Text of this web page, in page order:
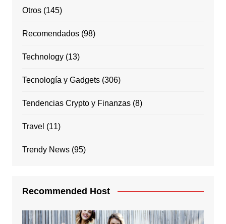
Otros(145)
Recomendados(98)
Technology(13)
Tecnología y Gadgets(306)
Tendencias Crypto y Finanzas(8)
Travel (11)
Trendy News(95)
Recommended Host